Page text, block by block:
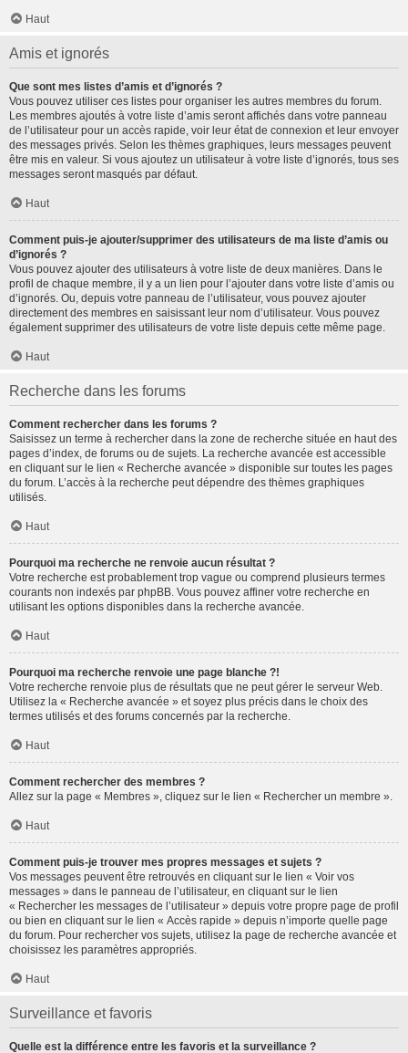
Haut
Amis et ignorés
Que sont mes listes d’amis et d’ignorés ?
Vous pouvez utiliser ces listes pour organiser les autres membres du forum.
Les membres ajoutés à votre liste d’amis seront affichés dans votre panneau
de l’utilisateur pour un accès rapide, voir leur état de connexion et leur envoyer
des messages privés. Selon les thèmes graphiques, leurs messages peuvent
être mis en valeur. Si vous ajoutez un utilisateur à votre liste d’ignorés, tous ses
messages seront masqués par défaut.
Haut
Comment puis-je ajouter/supprimer des utilisateurs de ma liste d’amis ou
d’ignorés ?
Vous pouvez ajouter des utilisateurs à votre liste de deux manières. Dans le
profil de chaque membre, il y a un lien pour l’ajouter dans votre liste d’amis ou
d’ignorés. Ou, depuis votre panneau de l’utilisateur, vous pouvez ajouter
directement des membres en saisissant leur nom d’utilisateur. Vous pouvez
également supprimer des utilisateurs de votre liste depuis cette même page.
Haut
Recherche dans les forums
Comment rechercher dans les forums ?
Saisissez un terme à rechercher dans la zone de recherche située en haut des
pages d’index, de forums ou de sujets. La recherche avancée est accessible
en cliquant sur le lien « Recherche avancée » disponible sur toutes les pages
du forum. L’accès à la recherche peut dépendre des thèmes graphiques
utilisés.
Haut
Pourquoi ma recherche ne renvoie aucun résultat ?
Votre recherche est probablement trop vague ou comprend plusieurs termes
courants non indexés par phpBB. Vous pouvez affiner votre recherche en
utilisant les options disponibles dans la recherche avancée.
Haut
Pourquoi ma recherche renvoie une page blanche ?!
Votre recherche renvoie plus de résultats que ne peut gérer le serveur Web.
Utilisez la « Recherche avancée » et soyez plus précis dans le choix des
termes utilisés et des forums concernés par la recherche.
Haut
Comment rechercher des membres ?
Allez sur la page « Membres », cliquez sur le lien « Rechercher un membre ».
Haut
Comment puis-je trouver mes propres messages et sujets ?
Vos messages peuvent être retrouvés en cliquant sur le lien « Voir vos
messages » dans le panneau de l’utilisateur, en cliquant sur le lien
« Rechercher les messages de l’utilisateur » depuis votre propre page de profil
ou bien en cliquant sur le lien « Accès rapide » depuis n’importe quelle page
du forum. Pour rechercher vos sujets, utilisez la page de recherche avancée et
choisissez les paramètres appropriés.
Haut
Surveillance et favoris
Quelle est la différence entre les favoris et la surveillance ?